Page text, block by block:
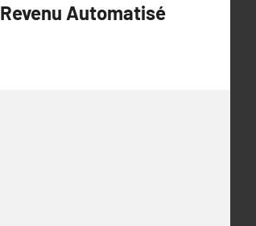
Revenu Automatisé